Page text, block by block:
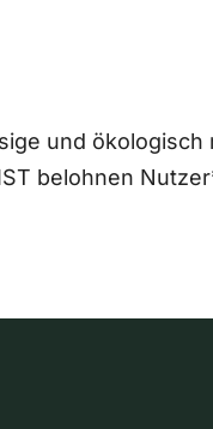
und
belohnen